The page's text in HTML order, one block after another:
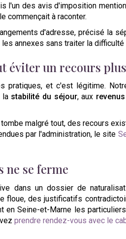
l'un des avis d'imposition
commençait à raconter.
d'adresse, précisé la
annexes sans traiter la
éviter un recours
pratiques, et c'est légitime.
la stabilité du séjour, aux revenus
tombe malgré tout, des recours
par l'administration, le site
ne se ferme
dans un dossier de
floue, des justificatifs
en Seine-et-Marne les
prendre rendez-vous avec le